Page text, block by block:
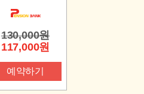
130,000원
117,000원
예약하기